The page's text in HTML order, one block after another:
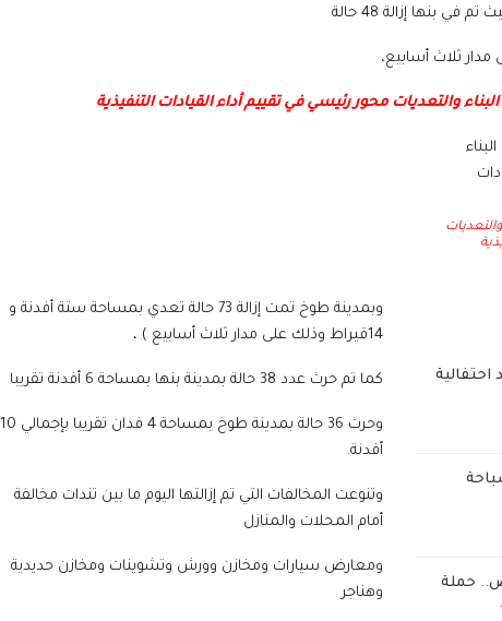
والتعديات محور رئيسي في تقييم أداء القيادات التنفيذية
سباحة
حملة
وبمدينة طوخ تمت إزالة 73 حالة تعدي بمساحة ستة أفدنة و
14قيراط وذلك على مدار ثلاث أسابيع ) ،
كما تم حرث عدد 38 حالة بمدينة بنها بمساحة 6 أفدنة تقريبا
وحرث 36 حالة بمدينة طوخ بمساحة 4 فدان تقريبا بإجمالي 10
أفدنة.
وتنوعت المخالفات التي تم إزالتها اليوم ما بين تندات مخالفة
أمام المحلات والمنازل
ومعارض سيارات ومخازن وورش وتشوينات ومخازن حديدية
وهناجر